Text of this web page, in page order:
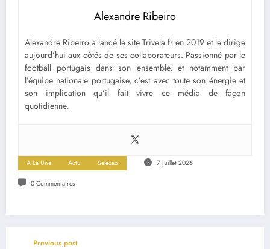
Alexandre Ribeiro
Alexandre Ribeiro a lancé le site Trivela.fr en 2019 et le dirige
aujourd’hui aux côtés de ses collaborateurs. Passionné par le
football portugais dans son ensemble, et notamment par
l’équipe nationale portugaise, c’est avec toute son énergie et
son implication qu’il fait vivre ce média de façon
quotidienne.
A La Une Actu Seleçao 7 Juillet 2026
0 Commentaires
Previous post